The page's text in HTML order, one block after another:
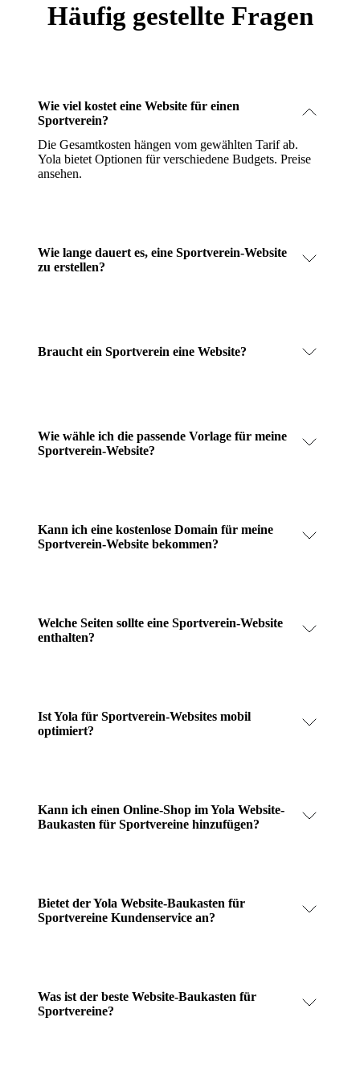
Häufig gestellte Fragen
Wie viel kostet eine Website für einen
Sportverein?
Die Gesamtkosten hängen vom gewählten Tarif ab.
Yola bietet Optionen für verschiedene Budgets. Preise
ansehen.
Wie lange dauert es, eine Sportverein-Website
zu erstellen?
Braucht ein Sportverein eine Website?
Wie wähle ich die passende Vorlage für meine
Sportverein-Website?
Kann ich eine kostenlose Domain für meine
Sportverein-Website bekommen?
Welche Seiten sollte eine Sportverein-Website
enthalten?
Ist Yola für Sportverein-Websites mobil
optimiert?
Kann ich einen Online-Shop im Yola Website-
Baukasten für Sportvereine hinzufügen?
Bietet der Yola Website-Baukasten für
Sportvereine Kundenservice an?
Was ist der beste Website-Baukasten für
Sportvereine?